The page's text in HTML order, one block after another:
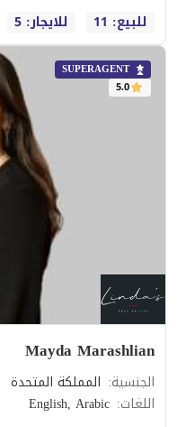
للبيع: 11
للايجار: 5
SUPERAGENT
5.0
Mayda Marashlian
الجنسية: المملكة المتحدة
اللغات:
English, Arabic